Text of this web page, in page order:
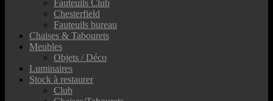
Fauteuils Club
Chesterfield
Fauteuils bureau
Chaises & Tabourets
Meubles
Objets / Déco
Luminaires
Stock à restaurer
Club